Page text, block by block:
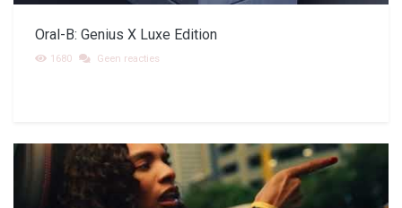
Oral-B: Genius X Luxe Edition
1680 Geen reacties